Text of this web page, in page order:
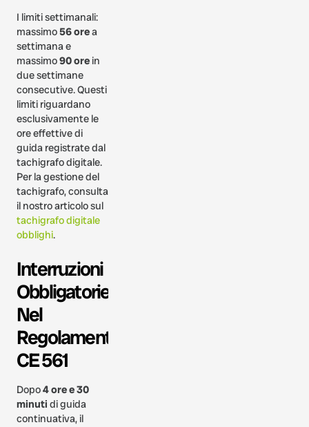
I limiti settimanali:
massimo56 orea
settimana e
massimo90 ore in
due settimane
consecutive. Questi
limiti riguardano
esclusivamente le
ore effettive di
guida registrate dal
tachigrafo digitale.
Per la gestione del
tachigrafo, consulta
il nostro articolo sul
tachigrafo digitale
obblighi.
Interruzioni
Obbligatorie
Nel
Regolamento
CE 561
Dopo4 ore e 30
minuti di guida
continuativa, il